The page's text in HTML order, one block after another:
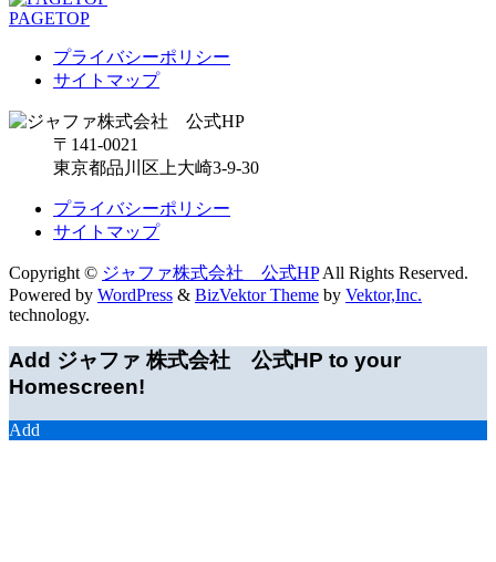
PAGETOP
プライバシーポリシー
サイトマップ
〒141-0021
東京都品川区上大崎3-9-30
プライバシーポリシー
サイトマップ
Copyright © ジャファ株式会社 公式HPAll Rights Reserved.
Powered by WordPress & BizVektor Theme by Vektor,Inc.
technology.
Add ジャファ 株式会社 公式HP to your
Homescreen!
Add